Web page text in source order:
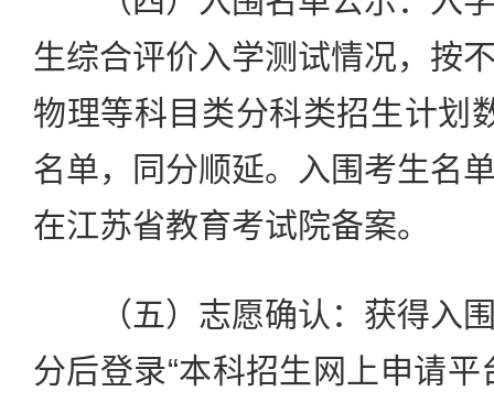
生综合评价入学测试情况，按
物理等科目类分科类招生计划
名单，同分顺延。入围考生名
在江苏省教育考试院备案。
（五）志愿确认：获得入围
分后登录“本科招生网上申请